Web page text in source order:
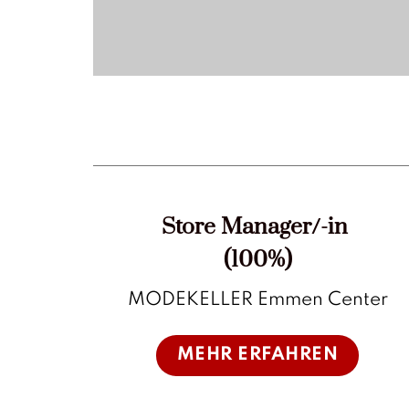
Store Manager/-in
(100%)
MODEKELLER Emmen Center
MEHR ERFAHREN